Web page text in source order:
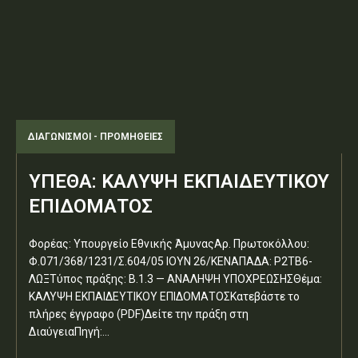
ΔΙΑΓΩΝΙΣΜΟΊ - ΠΡΟΜΉΘΕΙΕΣ
ΥΠΕΘΑ: ΚΑΛΥΨΗ ΕΚΠΑΙΔΕΥΤΙΚΟΥ
ΕΠΙΔΟΜΑΤΟΣ
Φορέας: Υπουργείο Εθνικής ΆμυναςΑρ. Πρωτοκόλλου:
Φ.071/368/1231/Σ.604/05 ΙΟΥΝ 26/ΚΕΝΑΠΑΔΑ: Ρ2ΤΒ6-
ΛΩΞΤύπος πράξης: Β.1.3 — ΑΝΑΛΗΨΗ ΥΠΟΧΡΕΩΣΗΣΘέμα:
ΚΑΛΥΨΗ ΕΚΠΑΙΔΕΥΤΙΚΟΥ ΕΠΙΔΟΜΑΤΟΣΚατεβάστε το
πλήρες έγγραφο (PDF)Δείτε την πράξη στη
ΔιαύγειαΠηγή:...